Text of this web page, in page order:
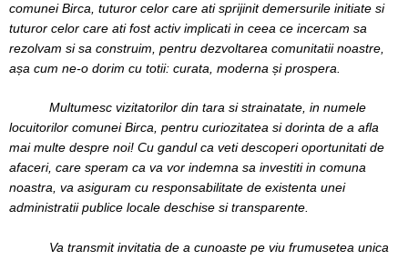
comunei Birca, tuturor celor care ati sprijinit demersurile initiate si
tuturor celor care ati fost activ implicati in ceea ce incercam sa
rezolvam si sa construim, pentru dezvoltarea comunitatii noastre,
așa cum ne-o dorim cu totii: curata, moderna și prospera.
Multumesc vizitatorilor din tara si strainatate, in numele
locuitorilor comunei Birca, pentru curiozitatea si dorinta de a afla
mai multe despre noi! Cu gandul ca veti descoperi oportunitati de
afaceri, care speram ca va vor indemna sa investiti in comuna
noastra, va asiguram cu responsabilitate de existenta unei
administratii publice locale deschise si transparente.
Va transmit invitatia de a cunoaste pe viu frumusetea unica